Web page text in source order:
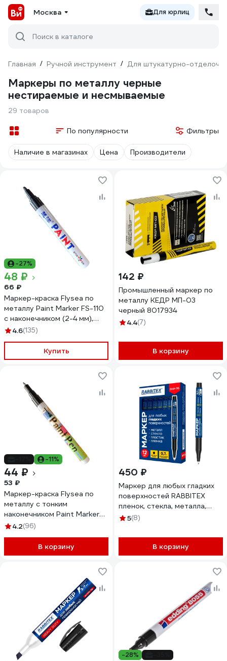
Москва Для юрлиц
Поиск в каталоге
Главная / Ручной инструмент / Для штукатурно-
Маркеры по металлу черные
нестираемые и несмываемые
29 товаров
По популярности Фильтры
Наличие в магазинах Цена Производители
-27%
48 ₽
66 ₽
Маркер-краска Flysea по
металлу Paint Marker FS-110
с наконечником (2-4 мм),
черный FS-110-black
4.6(135)
Купить
142 ₽
Промышленный маркер по
металлу КЕДР МП-03
черный 8017934
4.4(7)
В корзину
-11%
44 ₽
53 ₽
Маркер-краска Flysea по
металлу с тонким
наконечником Paint Marker
FS-177, 0.7 мм, черный FS-
4.2(96)
В корзину
450 ₽
Маркер для любых гладких
поверхностей RABBITEX
пленок, стекла, металла,
черный OHP-70, КОМПЛЕКТ
5(8)
В корзину
-28%